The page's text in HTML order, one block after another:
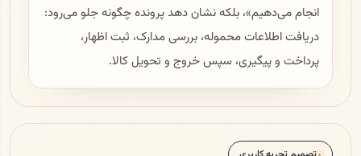
انجام می‌دهیم»، بلکه نشان دهد پرونده چگونه جلو می‌رود:
دریافت اطلاعات محموله، بررسی مدارک، ثبت اظهار،
پرداخت و پیگیری، سپس خروج و تحویل کالا.